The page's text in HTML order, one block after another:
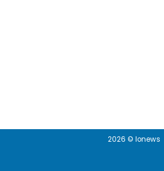
2026 © Ionews